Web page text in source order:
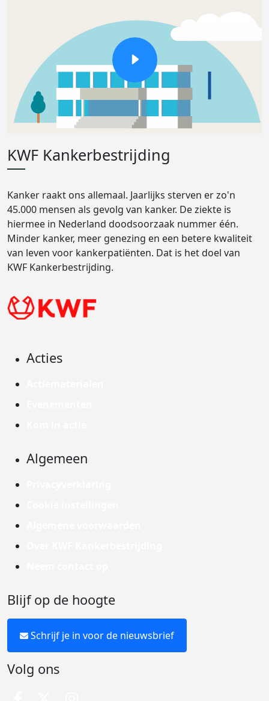
KWF Kankerbestrijding
Kanker raakt ons allemaal. Jaarlijks sterven er zo'n
45.000 mensen als gevolg van kanker. De ziekte is
hiermee in Nederland doodsoorzaak nummer één.
Minder kanker, meer genezing en een betere kwaliteit
van leven voor kankerpatiënten. Dat is het doel van
KWF Kankerbestrijding.
Acties
Algemeen
Blijf op de hoogte
Schrijf je in voor de nieuwsbrief
Volg ons